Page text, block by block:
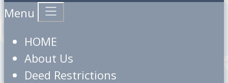
Menu
HOME
About Us
Deed Restrictions